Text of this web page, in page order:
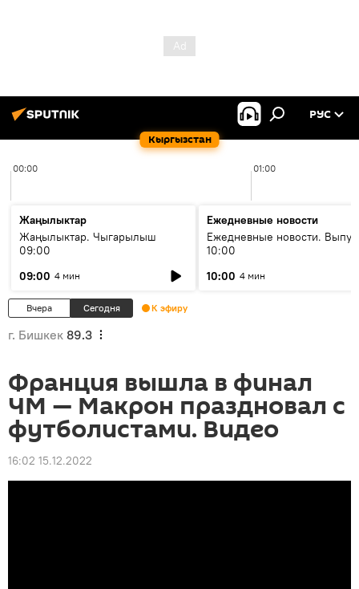
Кыргызстан
РУС
00:00 01:00
Жаңылыктар
Жаңылыктар. Чыгарылыш
09:00
09:00 4 мин
Ежедневные новости
Ежедневные новости.
10:00
10:00 4 мин
Вчера Сегодня К эфиру
г. Бишкек 89.3
Франция вышла в финал
ЧМ — Макрон праздновал с
футболистами. Видео
16:02 15.12.2022